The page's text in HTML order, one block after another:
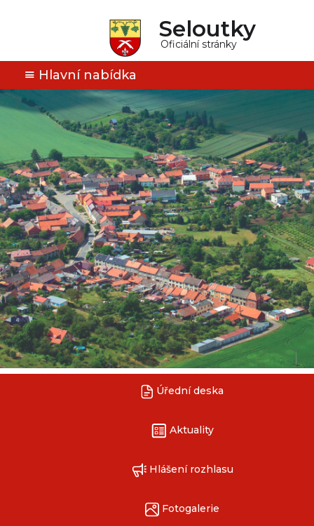
Seloutky
Oficiální stránky
Hlavní nabídka
Úřední deska
Aktuality
Hlášení rozhlasu
Fotogalerie